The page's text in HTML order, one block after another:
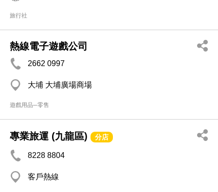
旅行社
熱線電子遊戲公司
2662 0997
大埔 大埔廣場商場
遊戲用品─零售
專業旅運 (九龍區) 分店
8228 8804
客戶熱線